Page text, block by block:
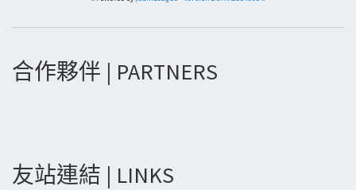
合作夥伴 | PARTNERS
友站連結 | LINKS